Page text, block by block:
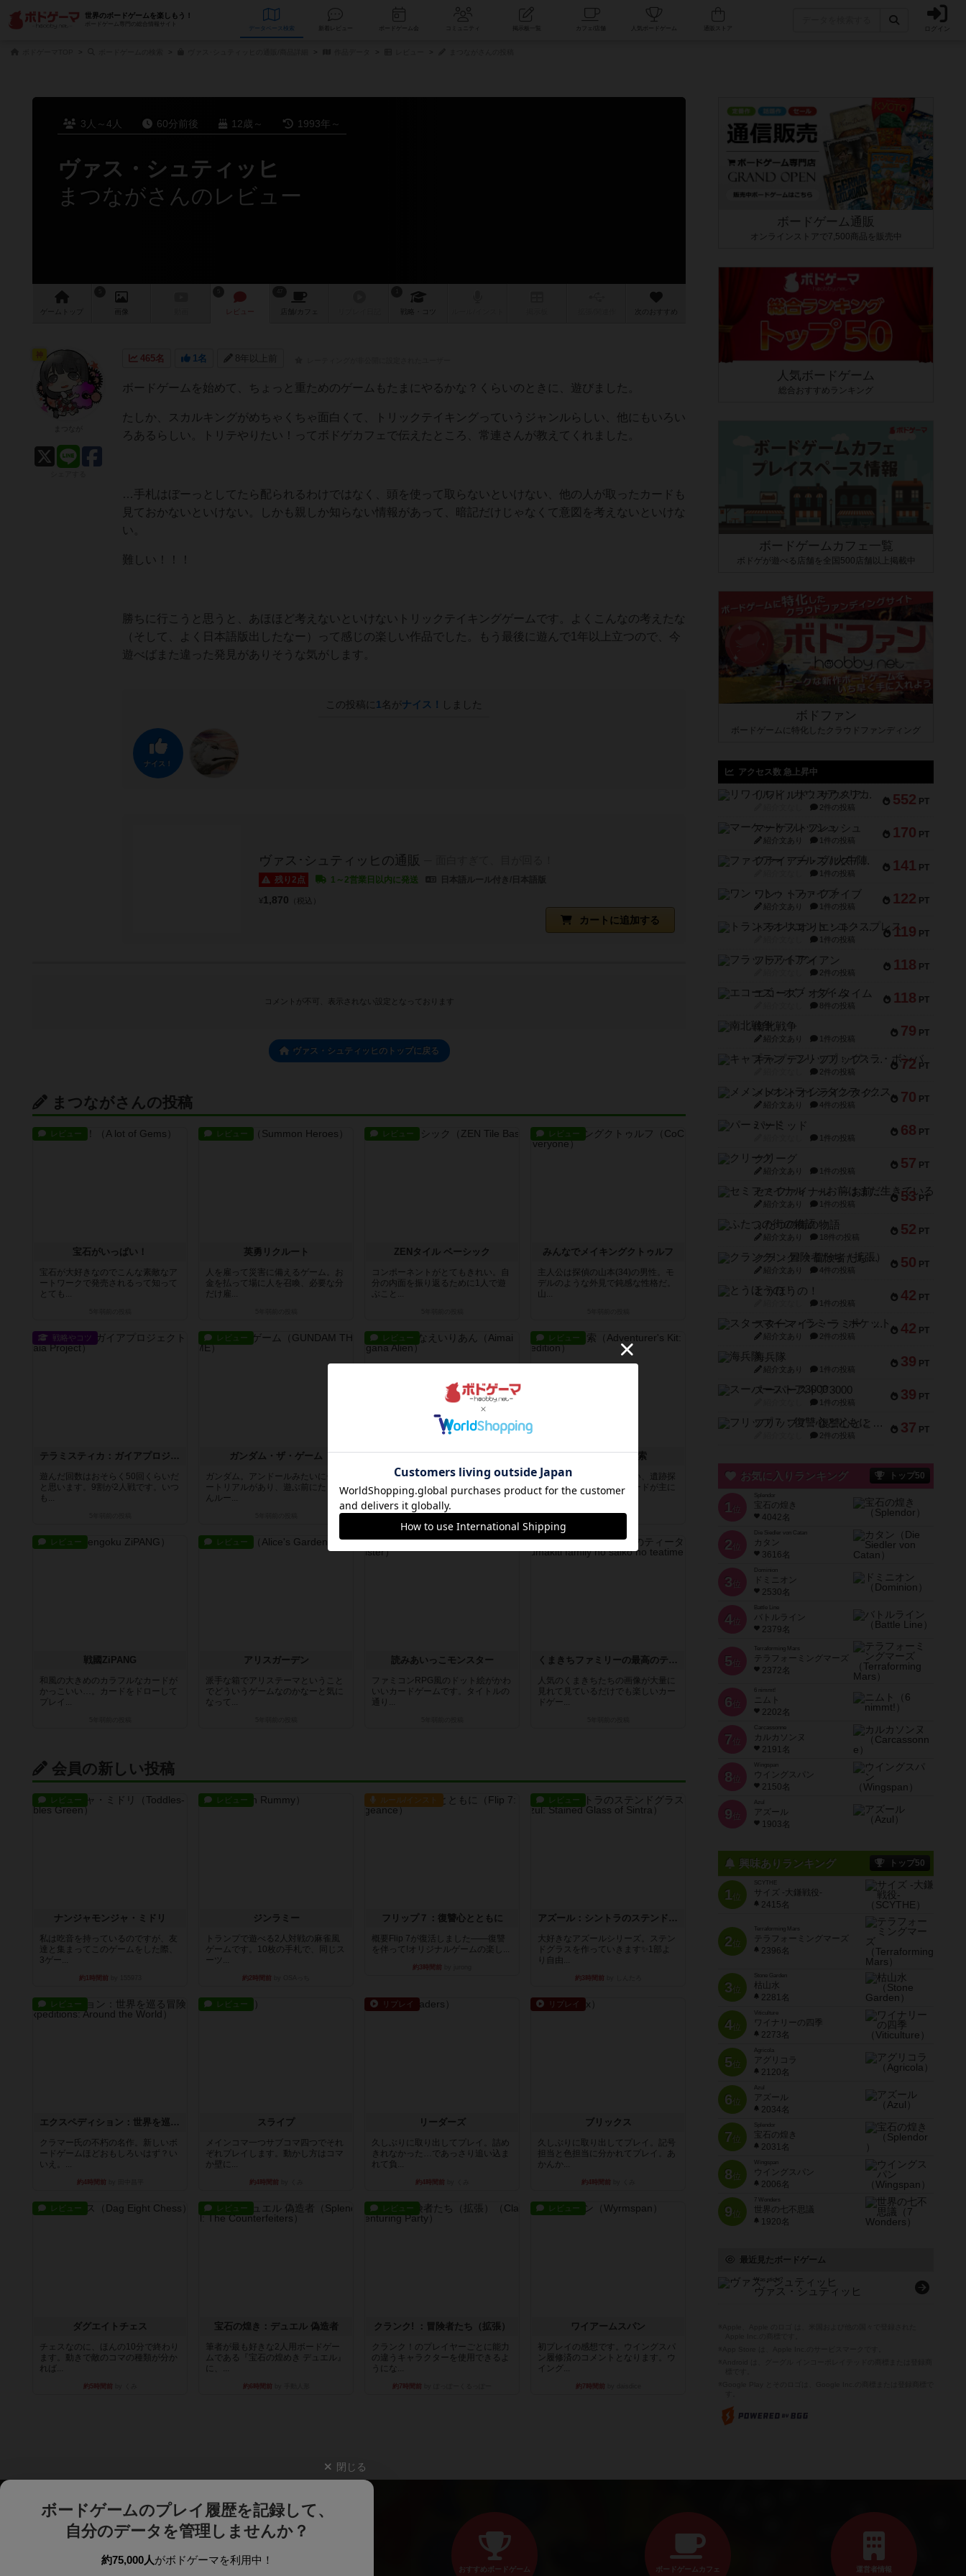
世界のボードゲームを楽しもう！
ボードゲーム専門の総合情報サイト
データベース コミュニティ 人気ボードゲーム ログイン
3人～4人 60分前後 12歳～ 1993年～
ヴァス・シュティッヒ
まつながさんのレビュー
ゲーム 画像 レビュー 店舗/ カフェ 戦略 次のおすすめ
465名 1名 8年以上前
ボードゲームを始めて、ちょっと重ためのゲームもたまにやるかな？くらいのときに、遊びました。
たしか、スカルキングがめちゃくちゃ面白くて、トリックテイキングっていうジャンルらしい、他にもいろい
ろあるらしい。トリテやりたい！ってボドゲカフェで伝えたところ、常連さんが教えてくれました。
…手札はぼーっとしてたら配られるわけではなく、頭を使って取らないといけない、他の人が取ったカードも
見ておかないといけない。しかも親しか知らない情報があって、暗記だけじゃなくて意図を考えないといけな
い。
難しい！！！
勝ちに行こうと思うと、あほほど考えないといけないトリックテイキングゲームです。よくこんなの考えたな
（そして、よく日本語版出したなー）って感じの楽しい作品でした。もう最後に遊んで1年以上立つので、今
遊べばまた違った発見がありそうな気がします。
この投稿に 1 名がナイス！ しました
ナイス！
ヴァス･シュティッヒの通販
残り2点 1～2営業日以内に発送
カートに追加する
¥1,870 （税込）
コメントが不可、表示されない設定となっております
ヴァス・シュティッヒのトップに戻る
まつながさんの投稿
レビュー
宝石がいっぱい！
宝石が大好きなのでこんな素敵なア
ートワークで発売されるって知って
とても...
レビュー
英勇リクルート
人を雇って災害に備えるゲーム。お
金を払って場に人を召喚、必要な分
だけ雇...
レビュー
ZENタイル ベーシック
コンポーネントがとてもきれい。自
分の内面を振り返るために1人で遊
ぶこと...
レビュー
みんなでメイキングクトゥルフ
主人公は探偵の山本(34)の男性。モ
デルのような外見で鈍感な性格だ。
山...
戦略やコツ
テラミスティカ：ガイアプロジェクト
遊んだ回数はおそらく50回くらいだ
と思います。9割が2人戦です。いつ
も...
レビュー
ガンダム・ザ・ゲーム
ガンダム。アンドールみたいにチュ
ートリアルがあり、遊ぶ前にたくさ
んルー...
レビュー
あいまいひらがなえいりあん
としょかん。という感じで、あいま
いな見た目をしたひらがなっぽい文
字でな...
レビュー
世界冒険 秘宝探索
ぱきっとした絵がかわいい、遺跡探
検系お買い物ゲーム。カードが主に
の投稿
レビュー
戦國ZiPANG
和風の大きめのカラフルなカードが
かっこいい…。カードをドローして
プレイ...
レビュー
アリスガーデン
派手な箱でアリステーマということ
でどういうゲームなのかなーと気に
なって...
レビュー
読みあいっこモンスター
ファミコンRPG風のドット絵がかわ
いいカードゲームです。タイトルの
通り...
レビュー
くまきちファミリーの最高のティータイム
人気のくまきちたちの画像が大量に
見れて見ているだけでも楽しいカー
ドゲー...
会員の新しい投稿
レビュー
ナンジャモンジャ・ミドリ
私は吃音を持っているのですが、友
達と集まってこのゲームをした際、
3ゲー...
約1時間前
レビュー
ジンラミー
トランプで遊べる2人対戦の麻雀風
ゲームです。10枚の手札で、同じス
ーツ...
約2時間前
ルール/インスト
フリップ７：復讐心とともに
概要Flip 7が復活しました――復讐
を伴って!オリジナルゲームの楽し...
約3時間前
レビュー
アズール：シントラのステンドグラス
大好きなアズールシリーズ。ステン
ドグラスを作っていきます✨1部よ
り自由...
約3時間前
レビュー
エクスペディション：世界を巡る冒険
クラマー氏の不朽の名作。新しいボ
ードゲームほどおもしろいはず？い
いえ。...
約4時間前
レビュー
スライプ
メインコマ一つサブコマ四つでそれ
ぞれプレイします。動かし方はコマ
か壁に...
約4時間前
リプレイ
リーダーズ
久しぶりに取り出してプレイ。詰め
きれなかった…であっさり追い込ま
れて負...
約4時間前
リプレイ
ブリックス
久しぶりに取り出してプレイ。記号
担当と色担当に分かれてプレイ。あ
かんか...
約4時間前
レビュー
ダグエイトチェス
チェスなのに、ほんの10分で終わり
ます。動きで敵のコマの種類が分か
れば...
約5時間前
レビュー
宝石の煌き：デュエル 偽造者
筆者が最も好きな2人用ボードゲー
ムである『宝石の煌めき デュエル』
に、...
約6時間前
レビュー
クランク! ：冒険者たち（拡張）
クランク！のプレイヤーごとに能力
の違うキャラクターを使用できるよ
うにな...
約7時間前
レビュー
ワイアームスパン
初プレイの感想です。ウイングスパ
ン履修済のコメントとなります。ウ
イング...
約7時間前
ボードゲーム通販
オンラインストアで7,500商品を販売中
人気ボードゲーム
総合おすすめランキング
ボードゲームカフェ一覧
ボドゲが遊べる店舗を全国500店舗以上掲載中
ボドファン
ボードゲームに特化したクラウドファンディング
アクセス数 急上昇中
552 PT
リワイルド：サウスアメリカ
2件の投稿
170 PT
マーケットフレッシュ
紹介文あり 1件の投稿
141 PT
ファイアー・ブルズ / 火牛陣
1件の投稿
122 PT
ワン・トゥ・ファイブ
紹介文あり 1件の投稿
119 PT
トランスオリエント・エクスプレス
1件の投稿
118 PT
フラットアイアン
2件の投稿
118 PT
エコーズ・オブ・タイム
8件の投稿
79 PT
南北戦争
紹介文あり 1件の投稿
72 PT
キャプテン・フリップ：イスラ・ボンバ
2件の投稿
70 PT
メメントオンラインタクティクス
紹介文あり 4件の投稿
68 PT
パーミッド
1件の投稿
57 PT
クリーグ
紹介文あり 1件の投稿
53 PT
セミファイナル ～お前はまだ生きている～
紹介文あり 1件の投稿
52 PT
ふたつの街の物語
紹介文あり 18件の投稿
50 PT
クランク! ：冒険者たち（拡張）
紹介文あり 4件の投稿
42 PT
とうほうの！
1件の投稿
42 PT
スターマイン・ラミー ポケット
紹介文あり 2件の投稿
39 PT
海兵隊
紹介文あり 1件の投稿
39 PT
スーパーストア3000
1件の投稿
37 PT
フリップ７：復讐心とともに
2件の投稿
お気に入りランキング トップ50
1 位
宝石の煌き
4042名
2 位
Die Siedler von Catan
カタン
3616名
3 位
ドミニオン
2530名
4位
Battle Line
バトルライン
2379名
5 位
Terraforming Mars
テラフォーミングマーズ
2372名
6 位
ニムト
2202名
7 位
Carcassonne
カルカソンヌ
2191名
8 位
Wingspan
ウイングスパン
2150名
9 位
Azul
アズール
1903名
興味ありランキング トップ50
1位
SCYTHE
サイズ -大鎌戦役-
2415名
2位
Terraforming Mars
テラフォーミングマーズ
2396名
3位
Stone Garden
枯山水
2281名
4位
Viticulture
ワイナリーの四季
2273名
5位
Agricola
アグリコラ
2120名
6位
Azul
アズール
2034名
7位
宝石の煌き
2031名
8位
Wingspan
ウイングスパン
2006名
9位
7 Wonders
世界の七不思議
1920名
最近見たボードゲーム
Was sticht?
ヴァス・シュティッヒ
閉じる
ボードゲームのプレイ履歴を記録して、
自分のデータを管理しませんか？
約75,000人がボドゲーマを利用中！
おすすめボードゲーム ボードゲームカフェ 運営者情報